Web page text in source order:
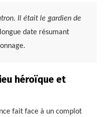
Il était le gardien de
date résumant
héroïque et
fait face à un complot